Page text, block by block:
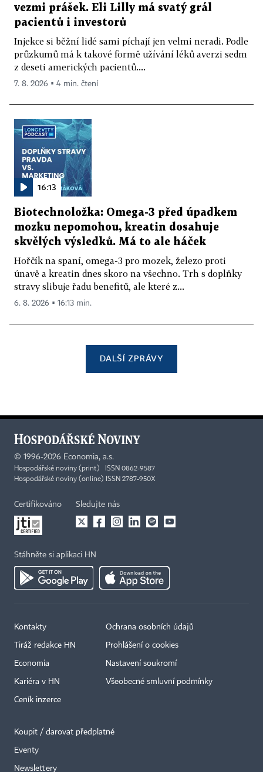
vezmi prášek. Eli Lilly má svatý grál
pacientů i investorů
Injekce si běžní lidé sami píchají jen velmi neradi. Podle
průzkumů má k takové formě užívání léků averzi sedm
z deseti amerických pacientů....
7. 8. 2026 ▪ 4 min. čtení
16:13
Biotechnoložka: Omega-3 před úpadkem
mozku nepomohou, kreatin dosahuje
skvělých výsledků. Má to ale háček
Hořčík na spaní, omega-3 pro mozek, železo proti
únavě a kreatin dnes skoro na všechno. Trh s doplňky
stravy slibuje řadu benefitů, ale které z...
6. 8. 2026 ▪ 16:13 min.
DALŠÍ ZPRÁVY
© 1996-2026 Economia, a.s.
Hospodářské noviny (print) ISSN 0862-9587
Hospodářské noviny (online) ISSN 2787-950X
Certifikováno Sledujte nás
Stáhněte si aplikaci HN
Kontakty
Tiráž redakce HN
Economia
Kariéra v HN
Ceník inzerce
Ochrana osobních údajů
Prohlášení o cookies
Nastavení soukromí
Všeobecné smluvní podmínky
Koupit / darovat předplatné
Eventy
Newslettery